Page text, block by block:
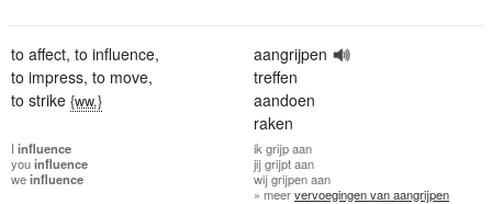
to affect, to influence,
to impress, to move,
to strike {ww.}
aangrijpen
treffen
aandoen
raken
I influence
youinfluence
weinfluence
ik grijp aan
jijgrijpt aan
wijgrijpen aan
» meervervoegingen van aangrijpen